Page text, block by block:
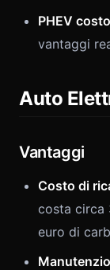
PHEV
vantaggi
Auto
Vantaggi
Costo di
costa circa
euro di